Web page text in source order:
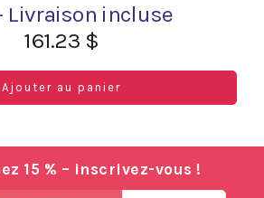
Livraison incluse
161.23 $
Ajouter au panier
15 % – inscrivez-vous !